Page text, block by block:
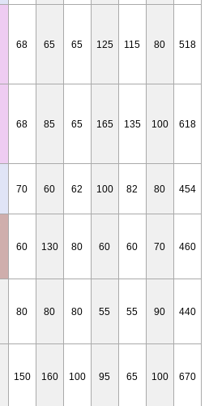
68 65 65 125 115 80 518
68 85 65 165 135 100 618
70 60 62 100 82 80 454
60 130 80 60 60 70 460
80 80 80 55 55 90 440
150 160 100 95 65 100 670